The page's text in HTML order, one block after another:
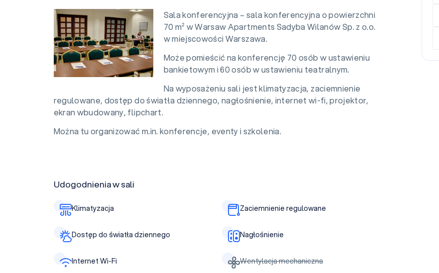
Sala konferencyjna – sala konferencyjna o powierzchni
70 m² w Warsaw Apartments Sadyba Wilanów Sp. z o.o.
w miejscowości Warszawa.
Może pomieścić na konferencję 70 osób w ustawieniu
bankietowym i 60 osób w ustawieniu teatralnym.
Na wyposażeniu sali jest klimatyzacja, zaciemnienie
regulowane, dostęp do światła dziennego, nagłośnienie, internet wi-fi, projektor,
ekran wbudowany, flipchart.
Można tu organizować m.in. konferencje, eventy i szkolenia.
Udogodnienia w sali
Klimatyzacja Zaciemnienie regulowane
Dostęp do światła dziennego Nagłośnienie
Internet Wi-Fi Wentylacja mechaniczna